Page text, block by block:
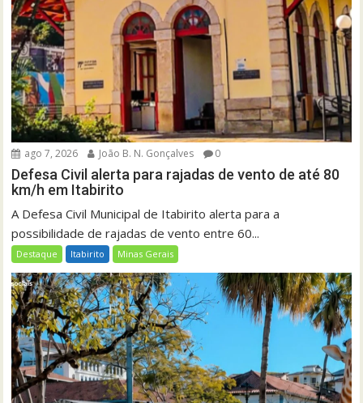
ago 7, 2026 João B. N. Gonçalves 0
Defesa Civil alerta para rajadas de vento de até 80
km/h em Itabirito
A Defesa Civil Municipal de Itabirito alerta para a
possibilidade de rajadas de vento entre 60...
Destaque Itabirito Minas Gerais